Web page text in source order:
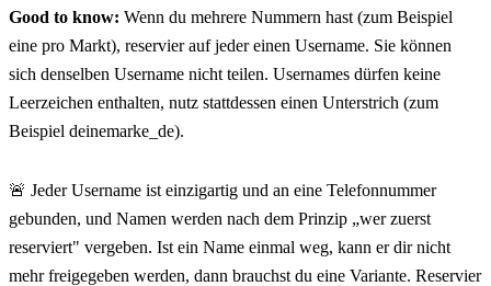
Good to know: Wenn du mehrere Nummern hast (zum Beispiel
eine pro Markt), reservier auf jeder einen Username. Sie können
sich denselben Username nicht teilen. Usernames dürfen keine
Leerzeichen enthalten, nutz stattdessen einen Unterstrich (zum
Beispiel deinemarke_de).
🚨 Jeder Username ist einzigartig und an eine Telefonnummer
gebunden, und Namen werden nach dem Prinzip „wer zuerst
reserviert" vergeben. Ist ein Name einmal weg, kann er dir nicht
mehr freigegeben werden, dann brauchst du eine Variante. Reservier